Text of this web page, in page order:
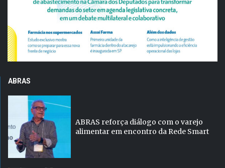
ABRAS
ABRAS reforça diálogo com o varejo
alimentar em encontro da Rede Smart